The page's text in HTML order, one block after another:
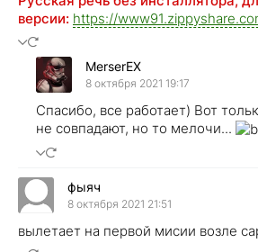
версии: https://
MerserEX
8 октября 2021 19:17
Спасибо, все работает) Вот
не совпадают, но то мелочи...
фыяч
8 октября 2021 21:51
вылетает на первой мисии возле